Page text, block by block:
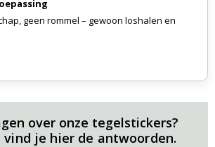
geen rommel – gewoon loshalen en
over onze tegelstickers?
vind je hier de antwoorden.